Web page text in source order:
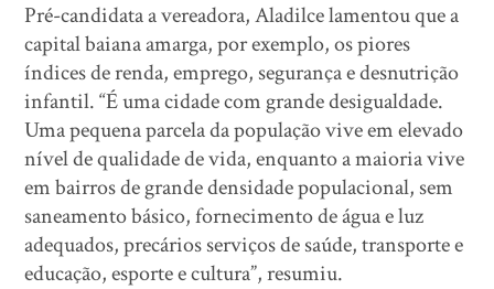
Pré-candidata a vereadora, Aladilce lamentou que a
capital baiana amarga, por exemplo, os piores
índices de renda, emprego, segurança e desnutrição
infantil. “É uma cidade com grande desigualdade.
Uma pequena parcela da população vive em elevado
nível de qualidade de vida, enquanto a maioria vive
em bairros de grande densidade populacional, sem
saneamento básico, fornecimento de água e luz
adequados, precários serviços de saúde, transporte e
educação, esporte e cultura”, resumiu.